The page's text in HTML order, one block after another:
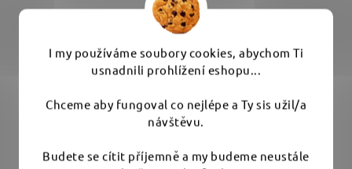
I my používáme soubory cookies, abychom Ti
usnadnili prohlížení eshopu...
Chceme aby fungoval co nejlépe a Ty sis užil/a
návštěvu.
Budete se cítit příjemně a my budeme neustále
keramickou ochranu